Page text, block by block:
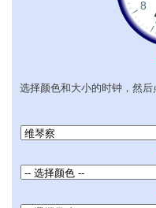
选择颜色和大小的时钟，然后